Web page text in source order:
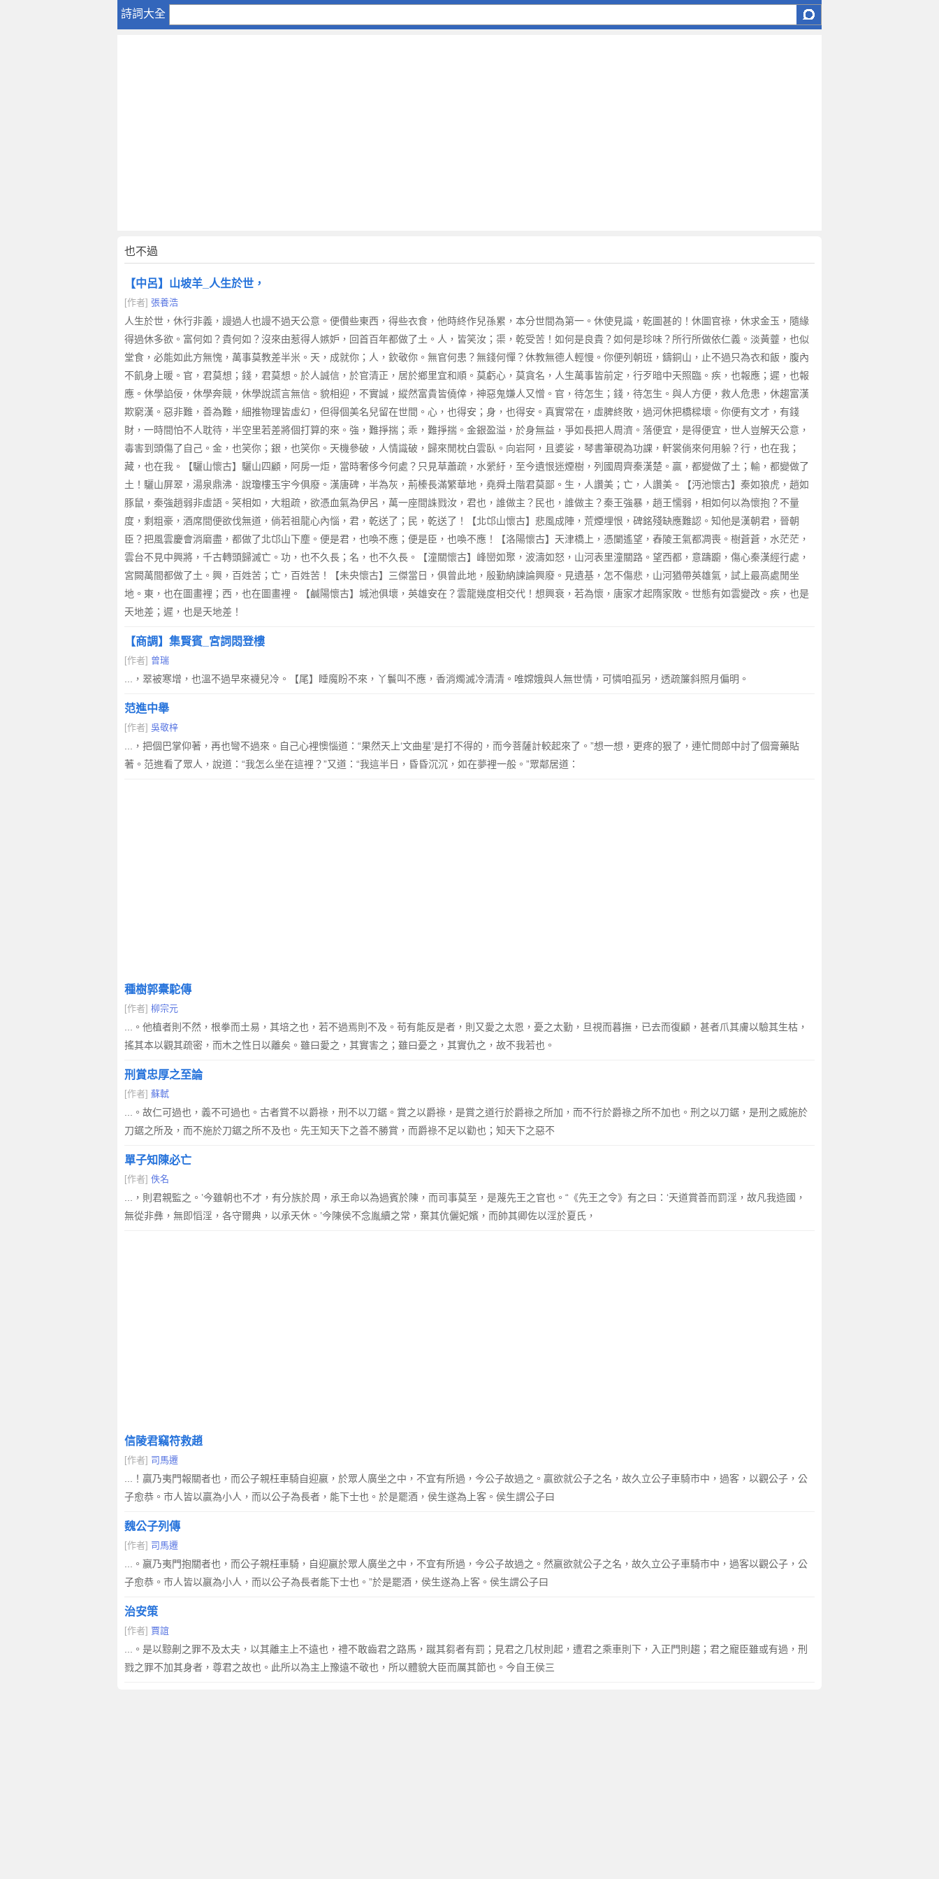
詩詞大全
也
也不過
【中呂】山坡羊_人生於世，
[作者] 張養浩
人生於世，休行非義，謾過人也謾不過天公意。便儹些東西，得些衣食，他時終作兒孫累，本分世間為第一。休使見識，乾圖甚的！休圖官祿，休求金玉，隨緣
得過休多欲。富何如？貴何如？沒來由惹得人嫉妒，回首百年都做了土。人，皆笑汝；渠，乾受苦！如何是良貴？如何是珍味？所行所做依仁義。淡黃虀，也似
堂食，必能如此方無愧，萬事莫教差半米。天，成就你；人，欽敬你。無官何患？無錢何憚？休教無德人輕慢。你便列朝班，鑄銅山，止不過只為衣和飯，腹內
不飢身上暖。官，君莫想；錢，君莫想。於人誠信，於官清正，居於鄉里宜和順。莫虧心，莫貪名，人生萬事皆前定，行歹暗中天照臨。疾，也報應；遲，也報
應。休學諂佞，休學奔競，休學說謊言無信。貌相迎，不實誠，縱然富貴皆僥倖，神惡鬼嫌人又憎。官，待怎生；錢，待怎生。與人方便，救人危患，休趨富漢
欺窮漢。惡非難，善為難，細推物理皆虛幻，但得個美名兒留在世間。心，也得安；身，也得安。真實常在，虛脾終敗，過河休把橋樑壞。你便有文才，有錢
財，一時間怕不人耽待，半空里若差將個打算的來。強，難掙揣；乖，難掙揣。金銀盈溢，於身無益，爭如長把人周濟。落便宜，是得便宜，世人豈解天公意，
毒害到頭傷了自己。金，也笑你；銀，也笑你。天機參破，人情識破，歸來閒枕白雲臥。向岩阿，且婆娑，琴書筆硯為功課，軒裳倘來何用躲？行，也在我；
藏，也在我。【驪山懷古】驪山四顧，阿房一炬，當時奢侈今何處？只見草蕭疏，水縈紆，至今遺恨迷煙樹，列國周齊秦漢楚。贏，都變做了土；輸，都變做了
土！驪山屏翠，湯泉鼎沸．說瓊樓玉宇今俱廢。漢唐碑，半為灰，荊榛長滿繁華地，堯舜土階君莫鄙。生，人讚美；亡，人讚美。【沔池懷古】秦如狼虎，趙如
豚鼠，秦強趙弱非虛語。笑相如，大粗疏，欲憑血氣為伊呂，萬一座間誅戮汝，君也，誰做主？民也，誰做主？秦王強暴，趙王懦弱，相如何以為懷抱？不量
度，剩粗豪，酒席間便欲伐無道，倘若祖龍心內惱，君，乾送了；民，乾送了！【北邙山懷古】悲風成陣，荒煙埋恨，碑銘殘缺應難認。知他是漢朝君，晉朝
臣？把風雲慶會消磨盡，都做了北邙山下塵。便是君，也喚不應；便是臣，也喚不應！【洛陽懷古】天津橋上，憑闌遙望，舂陵王氣都凋喪。樹蒼蒼，水茫茫，
雲台不見中興將，千古轉頭歸滅亡。功，也不久長；名，也不久長。【潼關懷古】峰巒如聚，波濤如怒，山河表里潼關路。望西都，意躊躕，傷心秦漢經行處，
宮闕萬間都做了土。興，百姓苦；亡，百姓苦！【未央懷古】三傑當日，俱曾此地，殷勤納諫論興廢。見遺基，怎不傷悲，山河猶帶英雄氣，試上最高處閒坐
地。東，也在圖畫裡；西，也在圖畫裡。【鹹陽懷古】城池俱壞，英雄安在？雲龍幾度相交代！想興衰，若為懷，唐家才起隋家敗。世態有如雲變改。疾，也是
天地差；遲，也是天地差！
【商調】集賢賓_宮詞悶登樓
[作者] 曾瑞
...，翠被寒增，也溫不過早來襪兒冷。【尾】睡魔盼不來，丫鬟叫不應，香消燭滅冷清清。唯嫦娥與人無世情，可憐咱孤另，透疏簾斜照月偏明。
范進中舉
[作者] 吳敬梓
...，把個巴掌仰著，再也彎不過來。自己心裡懊惱道：“果然天上‘文曲星’是打不得的，而今菩薩計較起來了。”想一想，更疼的狠了，連忙問郎中討了個膏藥貼
著。范進看了眾人，說道：“我怎么坐在這裡？”又道：“我這半日，昏昏沉沉，如在夢裡一般。”眾鄰居道：
種樹郭橐駝傳
[作者] 柳宗元
...。他植者則不然，根拳而土易，其培之也，若不過焉則不及。苟有能反是者，則又愛之太恩，憂之太勤，旦視而暮撫，已去而復顧，甚者爪其膚以驗其生枯，
搖其本以觀其疏密，而木之性日以離矣。雖曰愛之，其實害之；雖曰憂之，其實仇之，故不我若也。
刑賞忠厚之至論
[作者] 蘇軾
...。故仁可過也，義不可過也。古者賞不以爵祿，刑不以刀鋸。賞之以爵祿，是賞之道行於爵祿之所加，而不行於爵祿之所不加也。刑之以刀鋸，是刑之威施於
刀鋸之所及，而不施於刀鋸之所不及也。先王知天下之善不勝賞，而爵祿不足以勸也；知天下之惡不
單子知陳必亡
[作者] 佚名
...，則君親監之。’今雖朝也不才，有分族於周，承王命以為過賓於陳，而司事莫至，是蔑先王之官也。“《先王之令》有之曰：‘天道賞善而罰淫，故凡我造國，
無從非彝，無即慆淫，各守爾典，以承天休。’今陳侯不念胤續之常，棄其伉儷妃嬪，而帥其卿佐以淫於夏氏，
信陵君竊符救趙
[作者] 司馬遷
...！贏乃夷門報關者也，而公子親枉車騎自迎嬴，於眾人廣坐之中，不宜有所過，今公子故過之。贏欲就公子之名，故久立公子車騎市中，過客，以觀公子，公
子愈恭。市人皆以贏為小人，而以公子為長者，能下士也。於是罷酒，侯生遂為上客。侯生謂公子曰
魏公子列傳
[作者] 司馬遷
...。嬴乃夷門抱關者也，而公子親枉車騎，自迎嬴於眾人廣坐之中，不宜有所過，今公子故過之。然嬴欲就公子之名，故久立公子車騎巿中，過客以觀公子，公
子愈恭。巿人皆以嬴為小人，而以公子為長者能下士也。”於是罷酒，侯生遂為上客。侯生謂公子曰
治安策
[作者] 賈誼
...。是以黥劓之罪不及太夫，以其離主上不遠也，禮不敢齒君之路馬，蹴其芻者有罰；見君之几杖則起，遭君之乘車則下，入正門則趨；君之寵臣雖或有過，刑
戮之罪不加其身者，尊君之故也。此所以為主上豫遠不敬也，所以體貌大臣而厲其節也。今自王侯三